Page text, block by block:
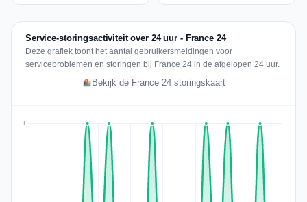
Service-storingsactiviteit over 24 uur - France 24
Deze grafiek toont het aantal gebruikersmeldingen voor
serviceproblemen en storingen bij France 24 in de afgelopen 24 uur.
Bekijk de France 24 storingskaart